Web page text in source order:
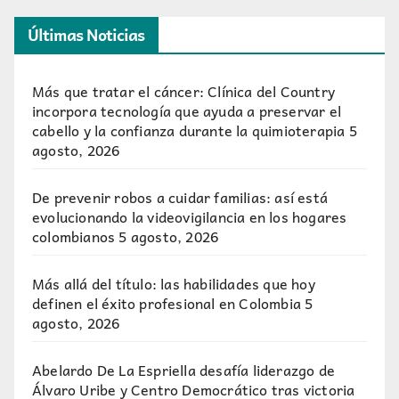
Últimas Noticias
Más que tratar el cáncer: Clínica del Country
incorpora tecnología que ayuda a preservar el
cabello y la confianza durante la quimioterapia 5
agosto, 2026
De prevenir robos a cuidar familias: así está
evolucionando la videovigilancia en los hogares
colombianos 5 agosto, 2026
Más allá del título: las habilidades que hoy
definen el éxito profesional en Colombia5
agosto, 2026
Abelardo De La Espriella desafía liderazgo de
Álvaro Uribe y Centro Democrático tras victoria